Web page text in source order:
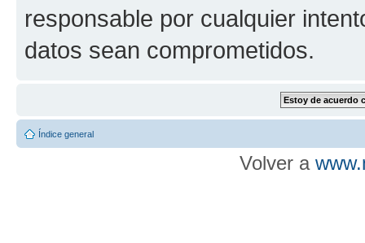
responsable por cualquier
datos sean comprometidos.
Índice general
Volver a